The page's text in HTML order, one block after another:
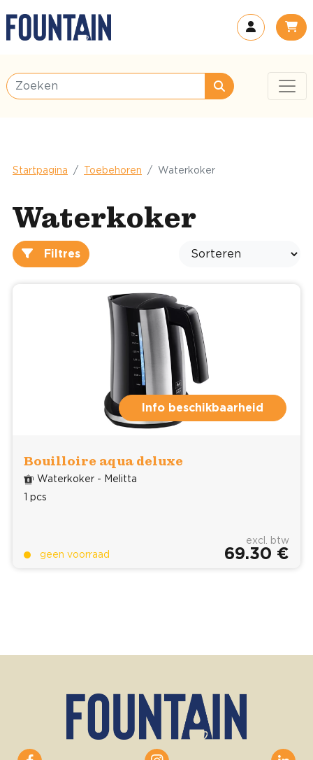
Startpagina Toebehoren Waterkoker
Waterkoker
Filtres
Info beschikbaarheid
Bouilloire aqua deluxe
Waterkoker - Melitta
1 pcs
geen voorraad
excl. btw
69.30 €